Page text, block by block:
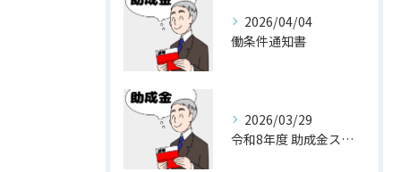
2026/04/04
働条件通知書
2026/03/29
令和8年度 助成金スタートガイド